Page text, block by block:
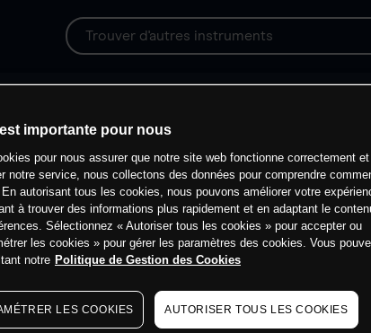
importante pour nous
pour nous assurer que notre site web fonctionne correctement
notre service, nous collectons des données pour comprendre
autorisant tous les cookies, nous pouvons améliorer votre
à trouver des informations plus rapidement et en adaptant le
Sélectionnez « Autoriser tous les cookies » pour accepter ou
les cookies » pour gérer les paramètres des cookies. Vous
notre Politique de Gestion des Cookies
LES COOKIES AUTORISER TOUS LES COOKIES